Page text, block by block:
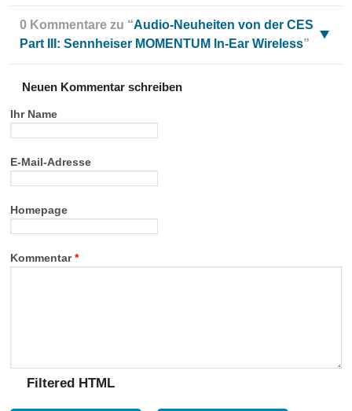
0 Kommentare zu “Audio-Neuheiten von der CES
Part III: Sennheiser MOMENTUM In-Ear Wireless”
Neuen Kommentar schreiben
Ihr Name
E-Mail-Adresse
Homepage
Kommentar*
Filtered HTML